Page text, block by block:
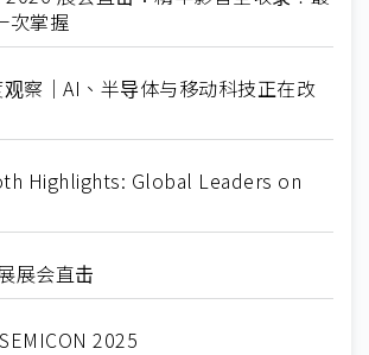
次掌握
察｜AI、半导体与移动科技正在改
Highlights: Global Leaders on
展会直击
2025